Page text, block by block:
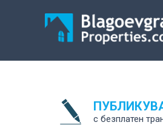
с безплатен